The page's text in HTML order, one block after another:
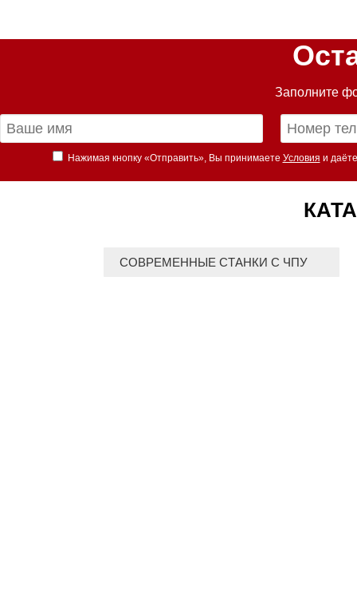
Заполните
Нажимая кнопку «Отправить», Вы принимаете Условия и
СОВРЕМЕННЫЕ СТАНКИ С ЧПУ